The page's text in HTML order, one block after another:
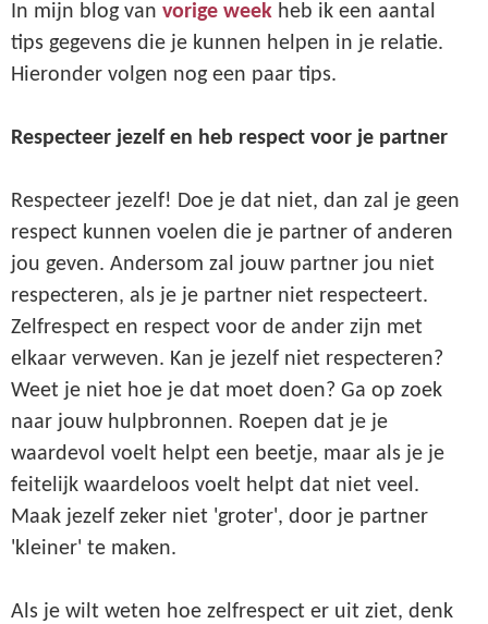
In mijn blog van vorige week heb ik een aantal
tips gegevens die je kunnen helpen in je relatie.
Hieronder volgen nog een paar tips.
Respecteer jezelf en heb respect voor je partner
Respecteer jezelf! Doe je dat niet, dan zal je geen
respect kunnen voelen die je partner of anderen
jou geven. Andersom zal jouw partner jou niet
respecteren, als je je partner niet respecteert.
Zelfrespect en respect voor de ander zijn met
elkaar verweven. Kan je jezelf niet respecteren?
Weet je niet hoe je dat moet doen? Ga op zoek
naar jouw hulpbronnen. Roepen dat je je
waardevol voelt helpt een beetje, maar als je je
feitelijk waardeloos voelt helpt dat niet veel.
Maak jezelf zeker niet 'groter', door je partner
'kleiner' te maken.
Als je wilt weten hoe zelfrespect er uit ziet, denk